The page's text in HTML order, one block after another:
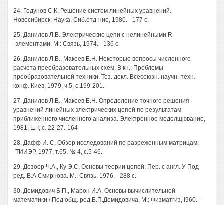
24. Годунов С.К. Решение систем линейных уравнений.
Новосибирск: Наука, Сиб.отд-ние, 1980. - 177 с.
25. Данилов Л.В. Электрические цепи с нелинейными R
-элементами. М.: Связь, 1974. - 136 с.
26. Данилов Л.В., Макеев Б.Н. Некоторые вопросы численного
расчета преобразовательных схем. В кн.: Проблемы
преобразовательной техники. Тез. докл. Всесоюзн. научн.-техн.
конф. Киев, 1979, ч.5, с.199-201.
27. Данилов Л.В., Макеев Б.Н. Определение точного решения
уравнений линейных электрических цепей по результатам
приближенного численного анализа. Электронное моделщювание,
1981, Ш I, с. 22-27.-164
28. Дафф И. С. Обзор исследований по разреженным матрицам.
-ТИИЭР, 1977, т.65, № 4, с.5-46.
29. Дезоер Ч.А., Ку Э.С. Основы теории цепей: Пер. с англ. У Под
ред. В.А.Смирнова. М.: Связь, 1976. - 288 с.
30. Демидович Б.П., Марон И.А. Основы вычислительной
математики / Под общ. ред.Б.П.Демидовича. М.: Физматгиз, I960. -